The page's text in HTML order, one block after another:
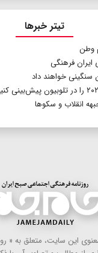
تیتر خبرها
وطن
فرهنگی
سنگینی خواهند داد
انقلاب و سکوها
این سایت، متعلق به «